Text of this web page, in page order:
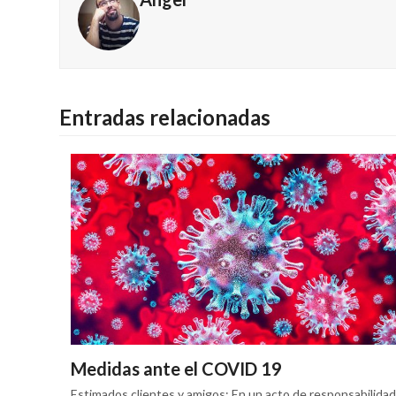
Entradas relacionadas
Medidas ante el COVID 19